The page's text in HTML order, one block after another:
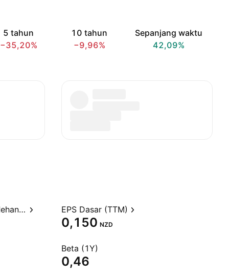
5 tahun
−35,20%
10 tahun
−9,96%
Sepanjang waktu
42,09%
Rasio Harga terhadap Perolehan (TTM) EPS Dasar (TTM)
0,150 NZD
Beta (1Y)
0,46